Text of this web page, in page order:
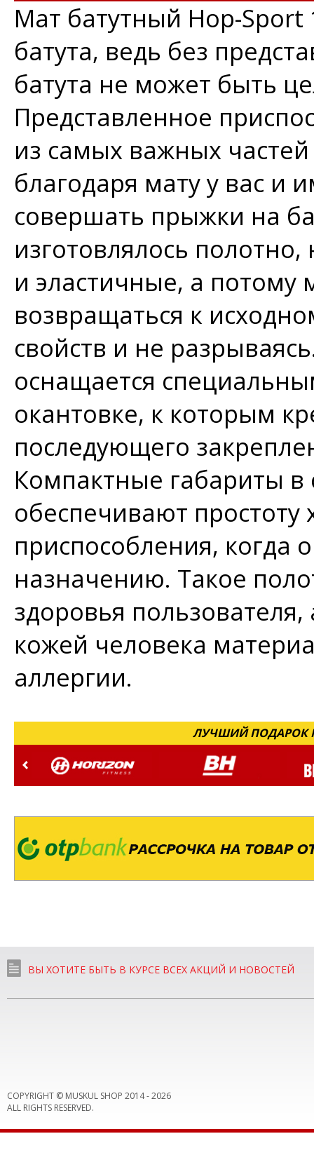
Мат батутный Hop-
батута, ведь без
батута не может быть
Представленное
из самых важных
благодаря мату у вас и
совершать прыжки на
изготовлялось
и эластичные, а потому
возвращаться к
свойств и не
оснащается
окантовке, к которым
последующего
Компактные габариты
обеспечивают простоту
приспособления, когда
назначению. Такое
здоровья
кожей человека
аллергии.
ЛУЧШИЙ ПОДАРОК
ВЫ ХОТИТЕ БЫТЬ В КУРСЕ ВСЕХ АКЦИЙ И НОВОСТЕЙ
COPYRIGHT © MUSKUL SHOP 2014 -2026
ALL RIGHTS RESERVED.